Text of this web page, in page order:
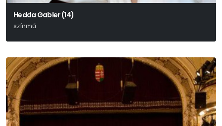
Hedda Gabler (14)
színmű